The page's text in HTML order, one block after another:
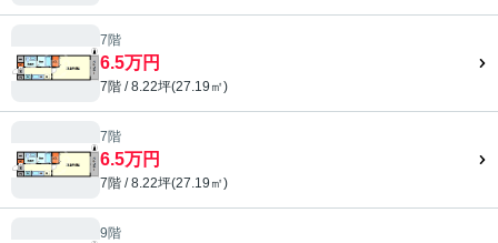
7階
6.5万円
7階 / 8.22坪(27.19㎡)
7階
6.5万円
7階 / 8.22坪(27.19㎡)
9階